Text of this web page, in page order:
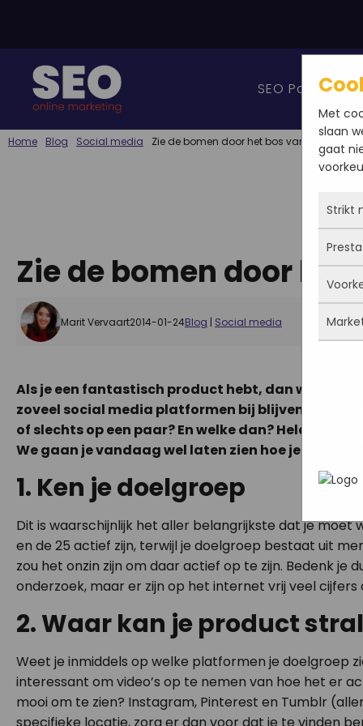
SEO Pakketten
Home Blog Social media Zie de bomen door het bos van social
Zie de bomen door
Marit Vervaart2014-01-24Blog | Social media
Als je een fantastisch product hebt, dan wil je dit
zoveel social media platformen bij blijven komen
of slechts op een paar? En welke dan? Helaas is
We gaan je vandaag wel laten zien hoe je er in
1. Ken je doelgroep
Dit is waarschijnlijk het aller belangrijkste dat je moet
en de 25 actief zijn, terwijl je doelgroep bestaat uit
zou het onzin zijn om daar actief op te zijn. Bedenk
onderzoek, maar er zijn op het internet vrij veel cijfers
2. Waar kan je product
Weet je inmiddels op welke platformen je doelgroep
interessant om video’s op te nemen van hoe het er
mooi om te zien? Instagram, Pinterest en Tumblr
Met
slaan
gaat
Strikt
site
Met
de
dus